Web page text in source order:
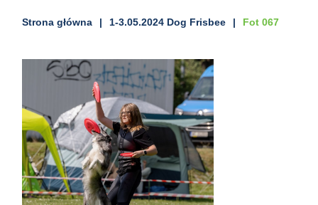
Strona główna 1-3.05.2024 Dog Frisbee Fot 067